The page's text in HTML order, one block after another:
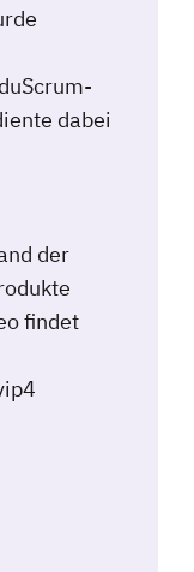
dabei
der
findet